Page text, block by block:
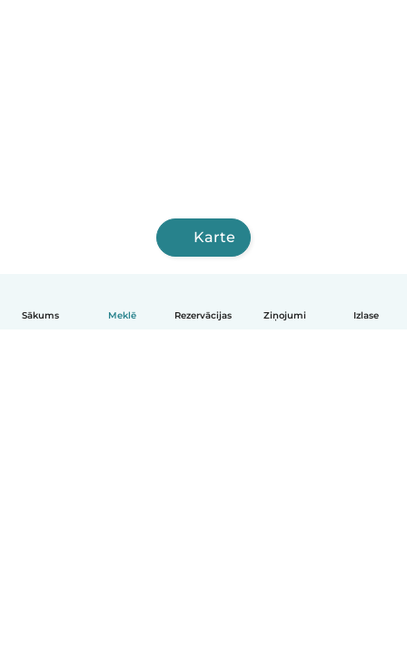
Sākums Meklē Rezervācijas Ziņojumi Izlase
Karte